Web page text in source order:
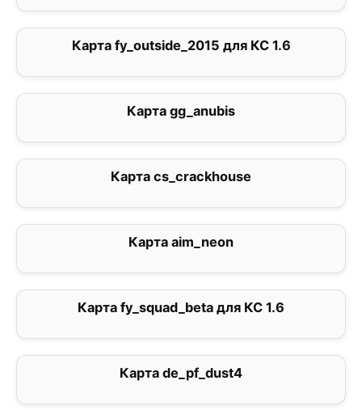
Карта fy_outside_2015 для КС 1.6
Карта gg_anubis
Карта cs_crackhouse
Карта aim_neon
Карта fy_squad_beta для КС 1.6
Карта de_pf_dust4